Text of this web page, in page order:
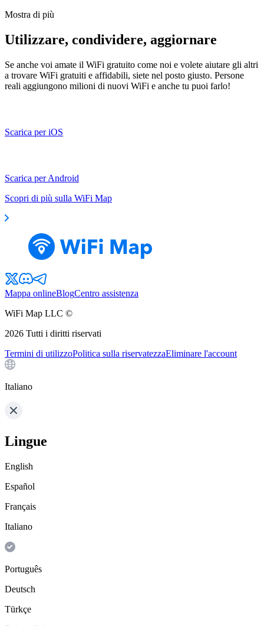
Mostra di più
Utilizzare, condividere, aggiornare
Se anche voi amate il WiFi gratuito come noi e volete aiutare gli altri
a trovare WiFi gratuiti e affidabili, siete nel posto giusto. Persone
reali aggiungono milioni di nuovi WiFi e anche tu puoi farlo!
Scarica per iOS
Scarica per Android
Scopri di più sulla WiFi Map
Mappa onlineBlogCentro assistenza
WiFi Map LLC ©
2026 Tutti i diritti riservati
Termini di utilizzoPolitica sulla riservatezzaEliminare l'account
Italiano
Lingue
English
Español
Français
Italiano
Português
Deutsch
Türkçe